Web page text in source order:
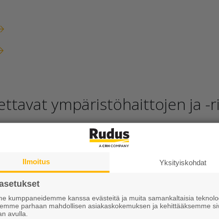
ympäristöhaittojen ja -
kiviainesmontulla tehtävät
pohjavesien laatua sekä pohjaveden
Ilmoitus Yksityiskohdat
kumppaneidemme kanssa evästeitä ja muita samankaltaisia
parhaan mahdollisen asiakaskokemuksen ja kehittääksemme
avulla.